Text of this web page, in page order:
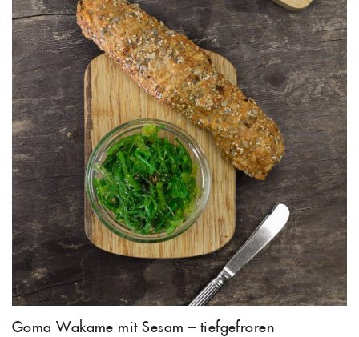
Goma Wakame mit Sesam – tiefgefroren